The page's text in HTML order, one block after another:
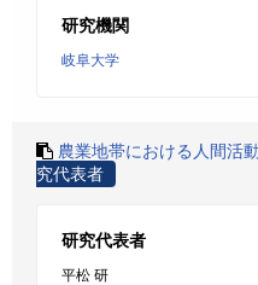
研究機関
岐阜大学
農業地帯における人間活
究代表者
研究代表者
平松 研